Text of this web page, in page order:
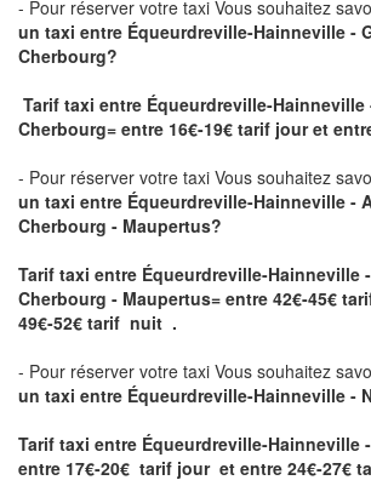
- Pour réserver votre taxi Vous souhaitez
un taxi entre Équeurdreville-Hainneville -
Cherbourg?
Tarif taxi entre Équeurdreville-Hainneville
Cherbourg= entre 16€-19€ tarif jour et
- Pour réserver votre taxi Vous souhaitez
un taxi entre Équeurdreville-Hainneville -
Cherbourg - Maupertus?
Tarif taxi entre Équeurdreville-Hainneville
Cherbourg - Maupertus= entre 42€-45€
49€-52€ tarif nuit .
- Pour réserver votre taxi Vous souhaitez
un taxi entre Équeurdreville-Hainneville -
Tarif taxi entre Équeurdreville-Hainneville
entre 17€-20€ tarif jour et entre 24€-27€